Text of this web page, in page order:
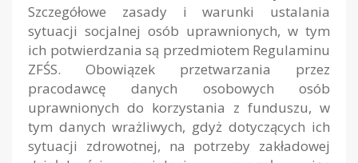
Szczegółowe zasady i warunki ustalania
sytuacji socjalnej osób uprawnionych, w tym
ich potwierdzania są przedmiotem Regulaminu
ZFŚS. Obowiązek przetwarzania przez
pracodawcę danych osobowych osób
uprawnionych do korzystania z funduszu, w
tym danych wrażliwych, gdyż dotyczących ich
sytuacji zdrowotnej, na potrzeby zakładowej